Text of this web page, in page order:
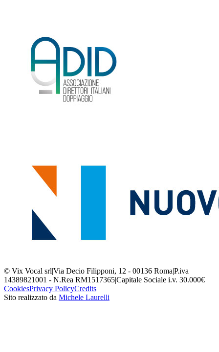
© Vix Vocal srlVia Decio Filipponi, 12 - 00136 RomaP.iva
14389821001 - N.Rea RM1517365Capitale Sociale i.v. 30.000€
CookiesPrivacy PolicyCredits
Sito realizzato da Michele Laurelli